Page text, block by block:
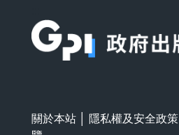
關於本站 隱私權及安全政策